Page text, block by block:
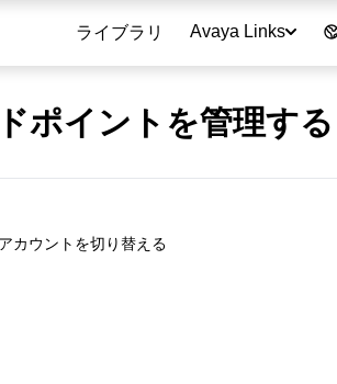
ライブラリ Avaya Links
ポイントを管理する
アカウントを切り替える